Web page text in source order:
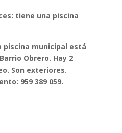
tiene una piscina
piscina municipal está
Obrero. Hay 2
Son exteriores.
959 389 059.